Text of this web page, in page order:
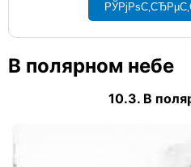
В полярном небе
10.3. В